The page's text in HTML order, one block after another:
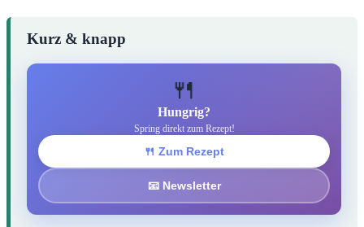
Kurz & knapp
🍴
Hungrig?
Spring direkt zum Rezept!
🍴 Zum Rezept
📧 Newsletter